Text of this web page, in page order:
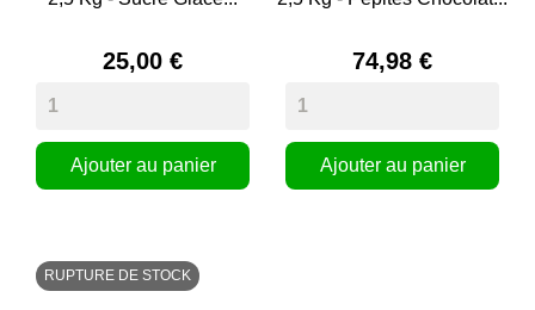
25,00 €
Ajouter au panier
74,98 €
Ajouter au panier
RUPTURE DE STOCK